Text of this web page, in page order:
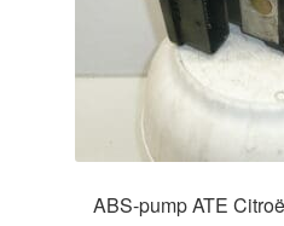
ABS-pump ATE